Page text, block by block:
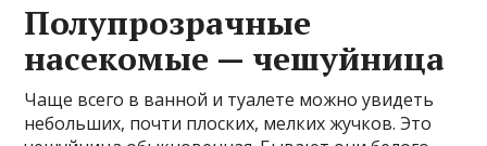
Полупрозрачные
насекомые — чешуйница
Чаще всего в ванной и туалете можно увидеть
небольших, почти плоских, мелких жучков. Это